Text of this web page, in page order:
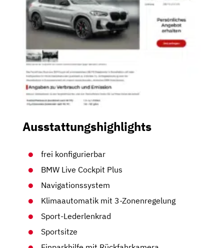
Ausstattungshighlights
frei konfigurierbar
BMW Live Cockpit Plus
Navigationssystem
Klimaautomatik mit 3-Zonenregelung
Sport-Lederlenkrad
Sportsitze